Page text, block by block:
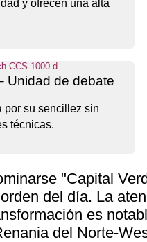
y ofrecen una alta
Unidad de debate
por su sencillez sin
técnicas.
"Capital
del día. La
es
del Norte-